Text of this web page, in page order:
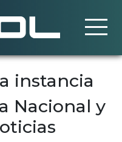
instancia
Nacional y